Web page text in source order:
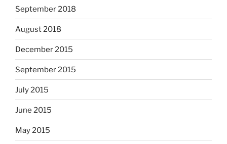
September 2018
August 2018
December 2015
September 2015
July 2015
June 2015
May 2015